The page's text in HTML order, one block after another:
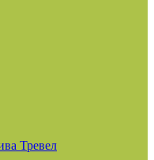
Тревел